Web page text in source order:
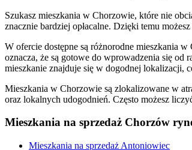
Szukasz mieszkania w Chorzowie, które nie
znacznie bardziej opłacalne. Dzięki temu
W ofercie dostępne są różnorodne mieszkania
oznacza, że są gotowe do wprowadzenia się od
mieszkanie znajduje się w dogodnej lokalizacji,
Mieszkania w Chorzowie są zlokalizowane w
oraz lokalnych udogodnień. Często możesz
Mieszkania na sprzedaż Chorzów
Mieszkania na sprzedaż Antoniowiec